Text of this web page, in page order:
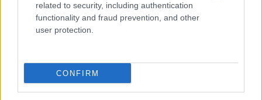
related to security, including authentication
functionality and fraud prevention, and other
user protection.
CONFIRM